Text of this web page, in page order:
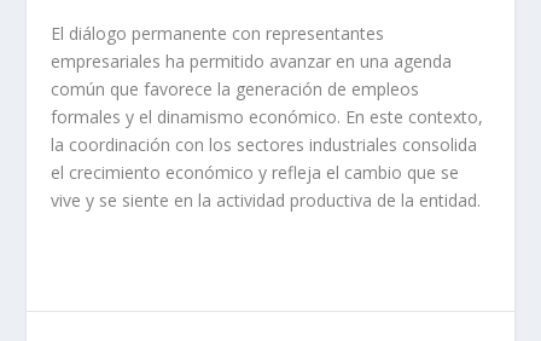
El diálogo permanente con representantes
empresariales ha permitido avanzar en una agenda
común que favorece la generación de empleos
formales y el dinamismo económico. En este contexto,
la coordinación con los sectores industriales consolida
el crecimiento económico y refleja el cambio que se
vive y se siente en la actividad productiva de la entidad.